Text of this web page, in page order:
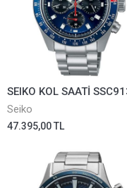
SEIKO KOL SAATİ
Seiko
47.395,00 TL